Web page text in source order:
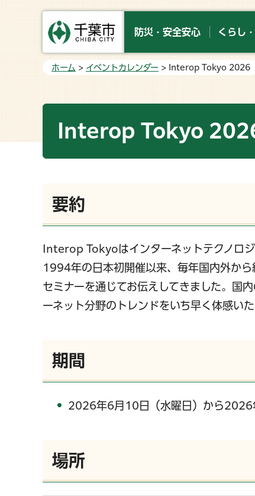
防災・安全安心 くらし
ホーム > イベントカレンダー > Interop Tokyo 2026
Interop Tokyo
要約
Interop Tokyoはインターネットテクノロジ
1994年の日本初開催以来、毎年国内外か
セミナーを通じてお伝えしてきました。国
ーネット分野のトレンドをいち早く体感いた
期間
2026年6月10日（水曜日）から2026
場所